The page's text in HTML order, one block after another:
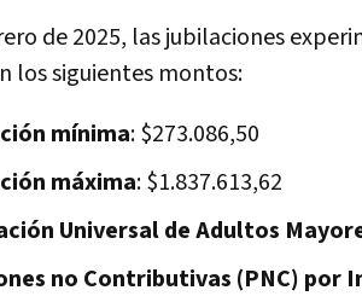
de 2025, las jubilaciones
los siguientes montos:
mínima: $273.086,50
máxima: $1.837.613,62
Universal de Adultos
no Contributivas (PNC) por